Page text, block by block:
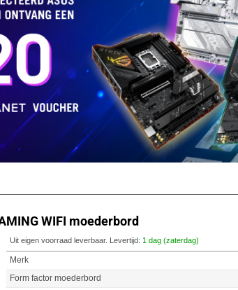
WIFI moederbord
Uit eigen voorraad leverbaar. Levertijd: 1 dag (zaterdag)
Merk
Form factor moederbord